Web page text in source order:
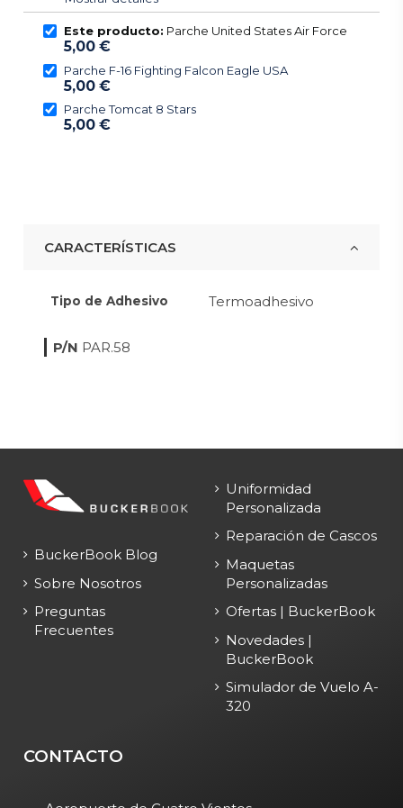
Este producto: Parche United States Air Force
5,00 €
Parche F-16 Fighting Falcon Eagle USA
5,00 €
Parche Tomcat 8 Stars
5,00 €
CARACTERÍSTICAS
Tipo de Adhesivo Termoadhesivo
P/N PAR.58
BuckerBook Blog
Sobre Nosotros
Preguntas
Frecuentes
Uniformidad
Personalizada
Reparación de Cascos
Maquetas
Personalizadas
Ofertas | BuckerBook
Novedades |
BuckerBook
Simulador de Vuelo A-
320
CONTACTO